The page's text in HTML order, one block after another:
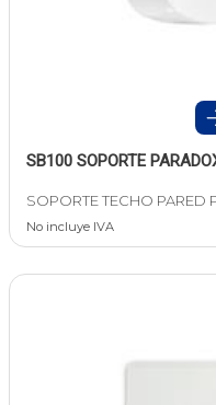
SB100 SOPORTE
SOPORTE TECHO PARED
No incluye IVA